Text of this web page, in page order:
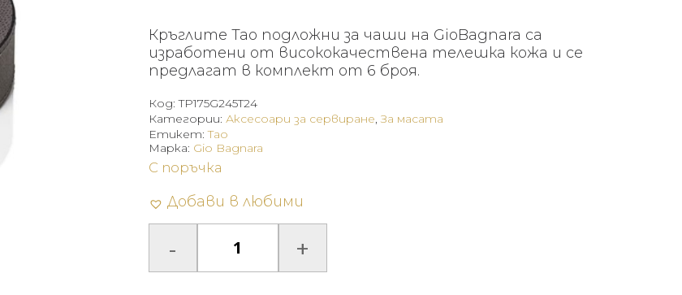
Кръглите Tao подложни за чаши на GioBagnara са
изработени от висококачествена телешка кожа и се
предлагат в комплект от 6 броя.
Код:TP175G245T24
Категории: Аксесоари за сервиране,За масата
Етикет:Tao
С поръчка
Добави в любими
Марка: Gio Bagnara